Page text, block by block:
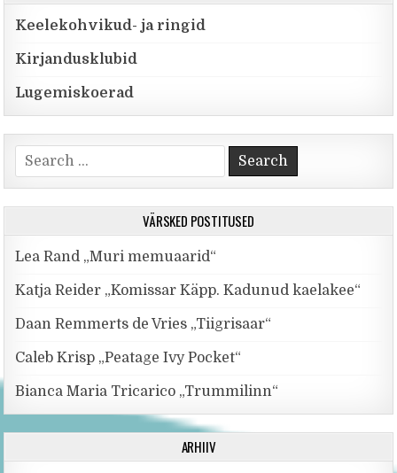
Keelekohvikud- ja ringid
Kirjandusklubid
Lugemiskoerad
Search for:
VÄRSKED POSTITUSED
Lea Rand „Muri memuaarid“
Katja Reider „Komissar Käpp. Kadunud kaelakee“
Daan Remmerts de Vries „Tiigrisaar“
Caleb Krisp „Peatage Ivy Pocket“
Bianca Maria Tricarico „Trummilinn“
ARHIIV